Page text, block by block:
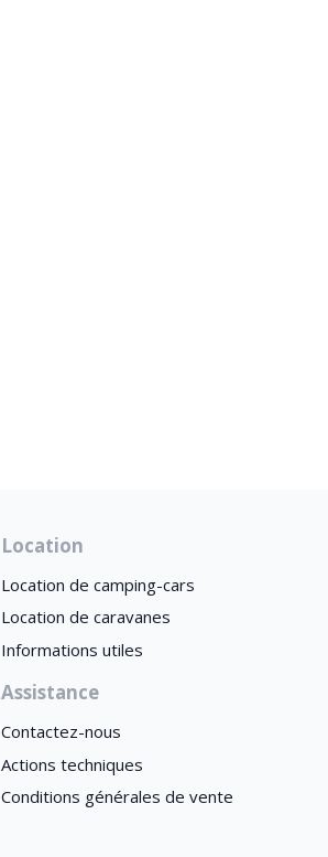
Location
Location de camping-cars
Location de caravanes
Informations utiles
Assistance
Contactez-nous
Actions techniques
Conditions générales de vente